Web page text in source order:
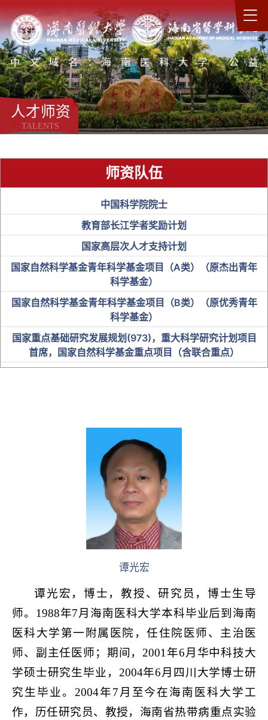
人才师资
TALENTS
师资队伍
中国科学院院士
教育部长江学者奖励计划
国家高层次人才支持计划
国家自然科学基金青年科学基金项目（A类）（原杰出青年
科学基金）
国家自然科学基金青年科学基金项目（B类）（原优秀青年
科学基金）
国家重点基础研究发展规划(973)，重大科学研究计划项目
首席，国家自然科学基金重点项目（含联合重点）
教育部“新世纪优秀人才支持计划”
全国优秀教师及名师
省级人才
博士研究生导师
谭光宏
谭光宏，博士，教授、研究员，博士生导
师。1988年7月海南医科大学本科毕业后到海南
医科大学第一附属医院，任住院医师、主治医
师、副主任医师；期间，2001年6月华中科技大
学硕士研究生毕业，2004年6月四川大学博士研
究生毕业。2004年7月至今在海南医科大学工
作，历任研究员、教授，海南省热带病重点实验